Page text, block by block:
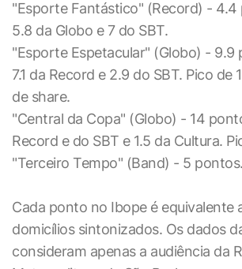
"Esporte Fantástico" (Record) -
5.8 da Globo e 7 do SBT.
"Esporte Espetacular" (Globo) - 9.9
7.1 da Record e 2.9 do SBT. Pico de
de share.
"Central da Copa" (Globo) - 14
Record e do SBT e 1.5 da Cultura.
"Terceiro Tempo" (Band) - 5 pontos.
Cada ponto no Ibope é equivalente
domicílios sintonizados. Os dados
consideram apenas a audiência da